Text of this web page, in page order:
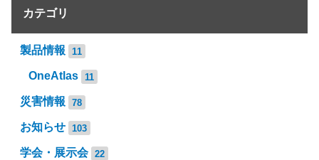
カテゴリ
製品情報 11
OneAtlas 11
災害情報 78
お知らせ 103
学会・展示会 22